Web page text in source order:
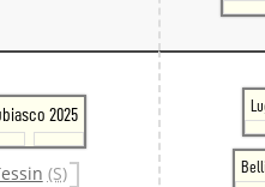
2025
(S)